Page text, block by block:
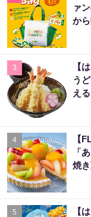
ァ
か
3
【
う
え
4
【
「
焼
5
【